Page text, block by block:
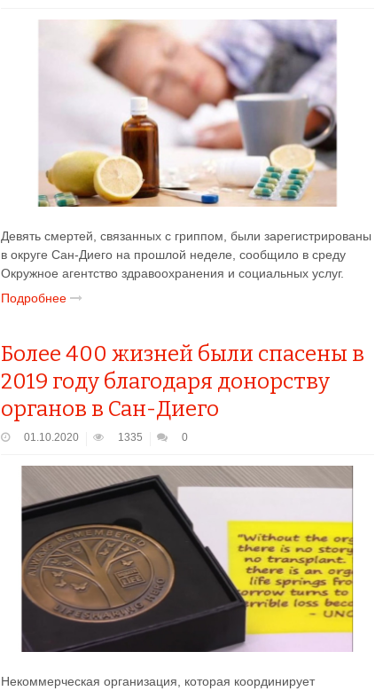
Девять смертей, связанных с гриппом, были зарегистрированы
в округе Сан-Диего на прошлой неделе, сообщило в среду
Окружное агентство здравоохранения и социальных услуг.
Подробнее
Более 400 жизней были спасены в
2019 году благодаря донорству
органов в Сан-Диего
01.10.2020 1335 0
Некоммерческая организация, которая координирует